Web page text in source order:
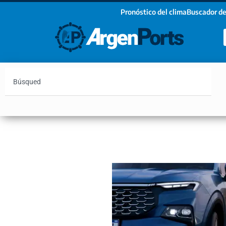
Pronóstico del climaBuscador
¡Sumate a nuestro Newsletter!
Email
Estoy de acuerdo con las condiciones y políticas